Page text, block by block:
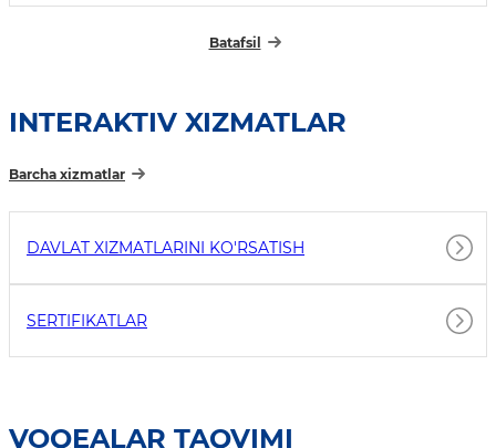
Batafsil
INTERAKTIV XIZMATLAR
Barcha xizmatlar
DAVLAT XIZMATLARINI KO'RSATISH
SERTIFIKATLAR
VOQEALAR TAQVIMI